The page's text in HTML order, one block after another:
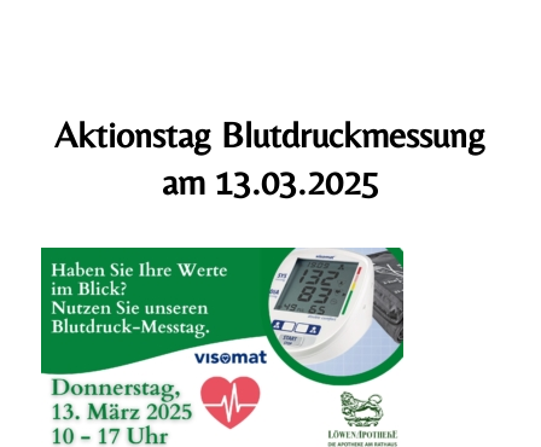
Aktionstag Blutdruckmessung
am 13.03.2025